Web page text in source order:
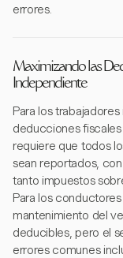
errores.
Maximizando las
Independiente
Para los
deducciones fiscales
requiere que todos
sean reportados,
tanto impuestos
Para los
mantenimiento del
deducibles, pero el
errores comunes